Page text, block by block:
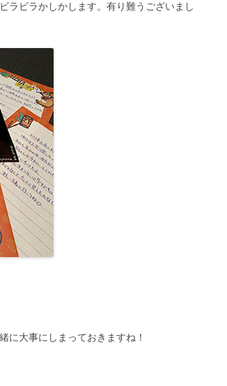
ラビラかしかします。有り難うございまし
に大事にしまっておきますね！